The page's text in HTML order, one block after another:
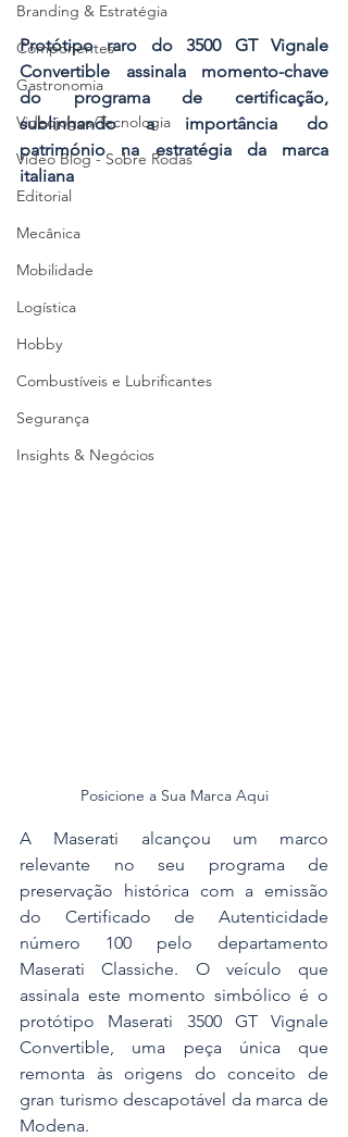
Branding & Estratégia
Componentes
Gastronomia
Videojogos/Tecnologia
Vídeo Blog - Sobre Rodas
Editorial
Mecânica
Mobilidade
Logística
Hobby
Combustíveis e Lubrificantes
Segurança
Insights & Negócios
Protótipo raro do 3500 GT Vignale
Convertible assinala momento-chave
do programa de certificação,
sublinhando a importância do
património na estratégia da marca
italiana
Posicione a Sua Marca Aqui
A Maserati alcançou um marco
relevante no seu programa de
preservação histórica com a emissão
do Certificado de Autenticidade
número 100 pelo departamento
Maserati Classiche. O veículo que
assinala este momento simbólico é o
protótipo Maserati 3500 GT Vignale
Convertible, uma peça única que
remonta às origens do conceito de
gran turismo descapotável da marca de
Modena.